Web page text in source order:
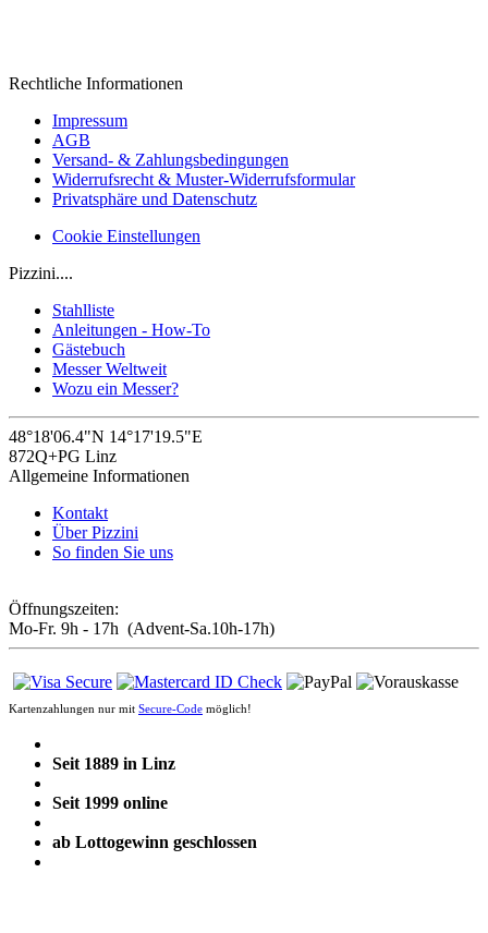
Rechtliche Informationen
Impressum
AGB
Versand- & Zahlungsbedingungen
Widerrufsrecht & Muster-Widerrufsformular
Privatsphäre und Datenschutz
Cookie Einstellungen
Pizzini....
Stahlliste
Anleitungen - How-To
Gästebuch
Messer Weltweit
Wozu ein Messer?
48°18'06.4"N 14°17'19.5"E
872Q+PG Linz
Allgemeine Informationen
Kontakt
Über Pizzini
So finden Sie uns
Öffnungszeiten:
Mo-Fr. 9h - 17h (Advent-Sa.10h-17h)
Kartenzahlungen nur mit Secure-Code möglich!
Seit 1889 in Linz
Seit 1999 online
ab Lottogewinn geschlossen